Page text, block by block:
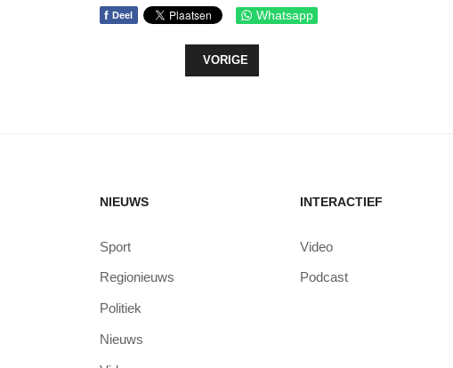
f Deel Whatsapp
VORIG ARTIKEL: VERVOLG
VORIGE
NIEUWS
Sport
Regionieuws
Politiek
Nieuws
INTERACTIEF
Video
Podcast